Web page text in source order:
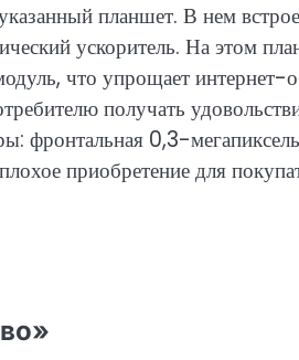
планшет. В нем
ускоритель. На этом
что упрощает
получать
фронтальная 0,3-
приобретение для